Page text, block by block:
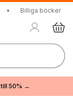
• Billiga böcker
50% →